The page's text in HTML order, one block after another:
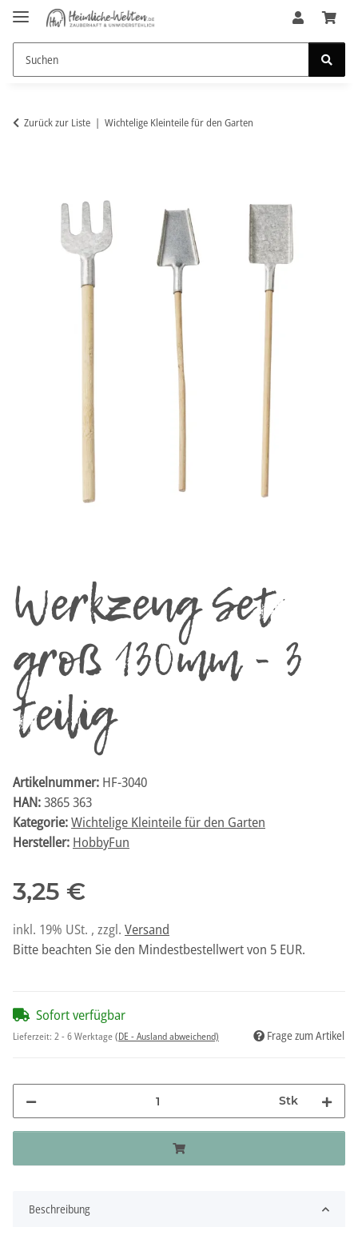
Zurück zur Liste Wichtelige Kleinteile für den Garten
Werkzeug Set
groß 130mm - 3
teilig
Artikelnummer: HF-3040
HAN:3865 363
Kategorie:Wichtelige Kleinteile für den Garten
Hersteller: HobbyFun
3,25 €
inkl. 19% USt. , zzgl. Versand
Bitte beachten Sie den Mindestbestellwert von 5 EUR.
Sofort verfügbar
Lieferzeit: 2 - 6 Werktage(DE - Ausland abweichend) Frage zum Artikel
Stk
Beschreibung